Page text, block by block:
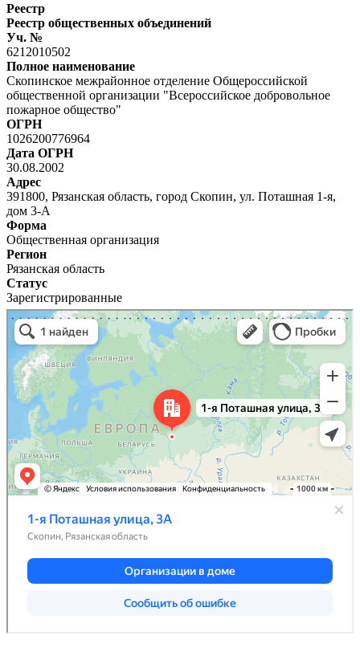
Реестр
Реестр общественных объединений
Уч. №
6212010502
Полное наименование
Скопинское межрайонное отделение Общероссийской
общественной организации "Всероссийское добровольное
пожарное общество"
ОГРН
1026200776964
Дата ОГРН
30.08.2002
Адрес
391800, Рязанская область, город Скопин, ул. Поташная 1-я,
дом 3-А
Форма
Общественная организация
Регион
Рязанская область
Статус
Зарегистрированные